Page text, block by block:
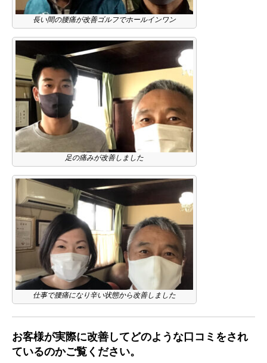
長い間の腰痛が改善ゴルフでホールインワン
足の痛みが改善しました
仕事で腰痛になり辛い状態から改善しました
お客様が実際に改善してどのような口コミをされ
ているのかご覧ください。